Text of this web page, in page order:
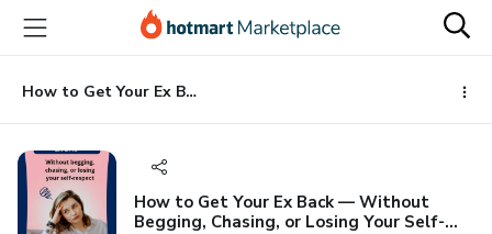
para
conteúdo
principal
para
pagamento
para
rodapé
How to Get Your Ex Back — Without Begging, Chasing, or Losing Your Self-Respect
How to Get Your Ex Back — Without
Begging, Chasing, or Losing Your Self-